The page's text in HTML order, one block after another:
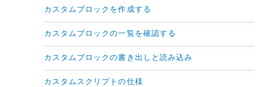
カスタムブロックを作成する
カスタムブロックの一覧を確認する
カスタムブロックの書き出しと読み込み
カスタムスクリプトの仕様